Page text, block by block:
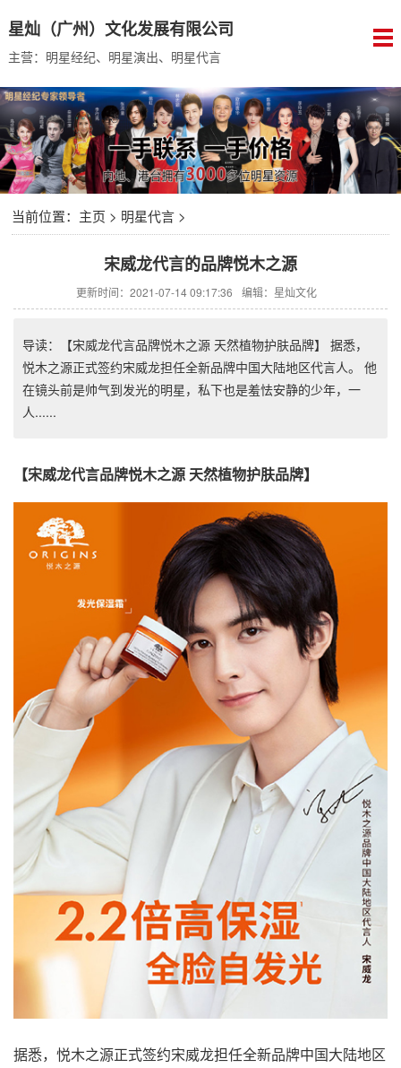
星灿（广州）文化发展有限公司
主营：明星经纪、明星演出、明星代言
当前位置： 主页 > 明星代言>
宋威龙代言的品牌悦木之源
更新时间：2021-07-14 09:17:36 编辑：星灿文化
导读：【宋威龙代言品牌悦木之源 天然植物护肤品牌】 据悉，
悦木之源正式签约宋威龙担任全新品牌中国大陆地区代言人。 他
在镜头前是帅气到发光的明星，私下也是羞怯安静的少年，一
人......
【宋威龙代言品牌悦木之源 天然植物护肤品牌】
据悉，悦木之源正式签约宋威龙担任全新品牌中国大陆地区